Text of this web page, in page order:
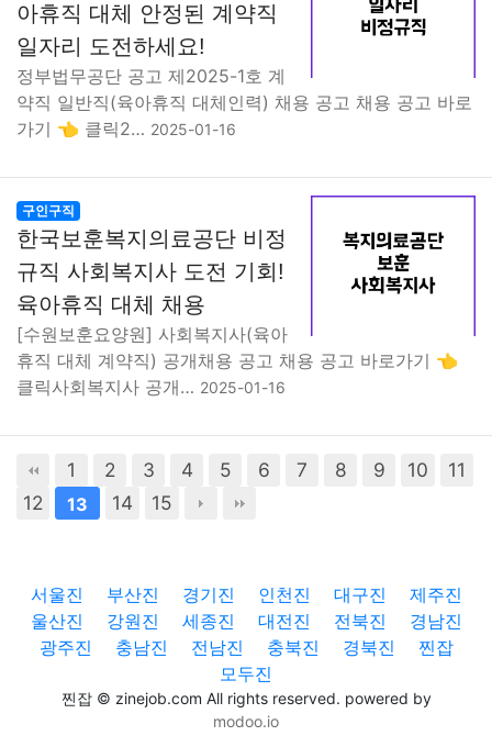
아휴직 대체 안정된 계약직
일자리 도전하세요!
정부법무공단 공고 제2025-1호 계
약직 일반직(육아휴직 대체인력) 채용 공고 채용 공고 바로
가기 👈 클릭2… 2025-01-16
구인구직
한국보훈복지의료공단 비정
규직 사회복지사 도전 기회!
육아휴직 대체 채용
[수원보훈요양원] 사회복지사(육아
휴직 대체 계약직) 공개채용 공고 채용 공고 바로가기 👈
클릭사회복지사 공개… 2025-01-16
1 2 3 4 5 6 7 8 9 10
11
12
13 14 15
서울진 부산진 경기진 인천진 대구진
제주진
울산진
강원진 세종진 대전진 전북진
경남진
광주진
충남진 전남진 충북진 경북진
찐잡
모두진
찐잡 © zinejob.com All rights reserved. powered by
modoo.io